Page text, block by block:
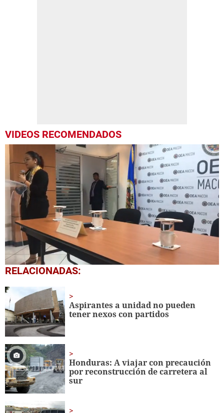
VIDEOS RECOMENDADOS
0
seconds
28
minutes,
21
seconds
RELACIONADAS:
Aspirantes a unidad no pueden
tener nexos con partidos
Honduras: A viajar con precaución
por reconstrucción de carretera al
sur